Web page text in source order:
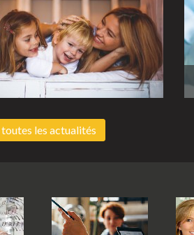
les actualités